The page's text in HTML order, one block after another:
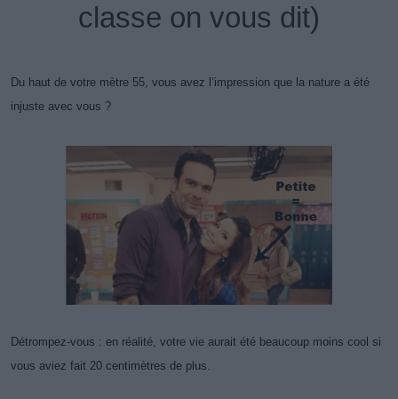
classe on vous dit)
Du haut de votre mètre 55, vous avez l’impression que la nature a été
injuste avec vous ?
Détrompez-vous : en réalité, votre vie aurait été beaucoup moins cool si
vous aviez fait 20 centimètres de plus.